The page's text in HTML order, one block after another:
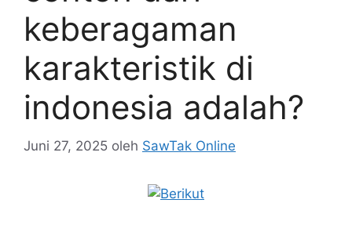
keberagaman
karakteristik di
indonesia adalah?
Juni 27, 2025 oleh SawTak Online